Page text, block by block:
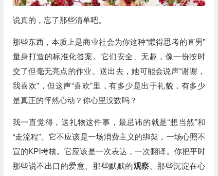
说真的，忘了那些清单吧。
那些东西，本质上是商业社会为你这种“懒得思考的直男”
量身打造的标准化答案。它们安全、无趣，像一份按时
交了但毫无亮点的作业。送出去，她可能会说声“谢谢，
我喜欢”，但这声“喜欢”里，有多少是出于礼貌，有多少
是真正的怦然心动？你心里没数吗？
我一直觉得，送礼物这件事，最忌讳的就是“想当然”和
“走流程”。它不应该是一场消费主义的绑架，一场心照不
宣的KPI考核。它应该是一次表达，一次翻译。你把平时
那些说不出口的爱意、那些默默的观察 、那些沉淀在心